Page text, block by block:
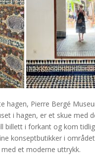
hagen, Pierre Bergé
i hagen, er et skue med
i forkant og kom
konseptbutikker i
et moderne uttrykk.